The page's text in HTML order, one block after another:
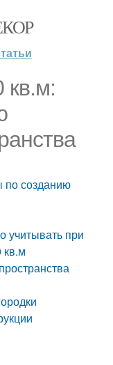
кв.м:
по созданию
учитывать при
кв.м